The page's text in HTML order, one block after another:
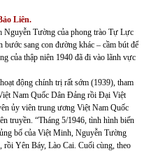
Liên.
Nguyễn Tường của phong trào Tự Lực
sang con đường khác – cầm bút để
của thập niên 1940 đã đi vào lãnh vực
động chính trị rất sớm (1939), tham
Nam Quốc Dân Đảng rồi Đại Việt
ủy viên trung ương Việt Nam Quốc
truyền. “Tháng 5/1946, tình hình biến
bố của Việt Minh, Nguyễn Tường
Yên Báy, Lào Cai. Cuối cùng, theo